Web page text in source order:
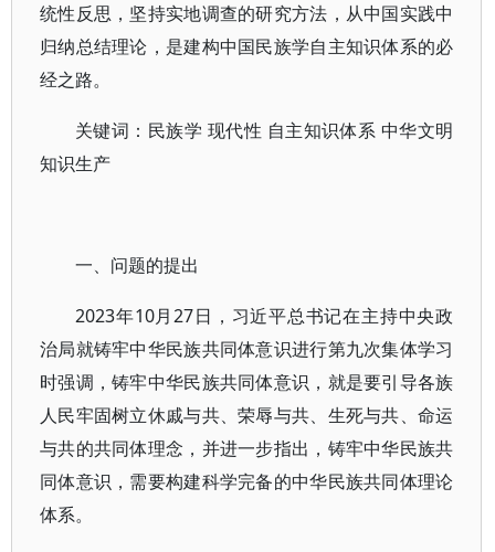
统性反思，坚持实地调查的研究方法，从中国实践中
归纳总结理论，是建构中国民族学自主知识体系的必
经之路。
关键词：民族学 现代性 自主知识体系 中华文明
知识生产
一、问题的提出
2023年10月27日，习近平总书记在主持中央政
治局就铸牢中华民族共同体意识进行第九次集体学习
时强调，铸牢中华民族共同体意识，就是要引导各族
人民牢固树立休戚与共、荣辱与共、生死与共、命运
与共的共同体理念，并进一步指出，铸牢中华民族共
同体意识，需要构建科学完备的中华民族共同体理论
体系。